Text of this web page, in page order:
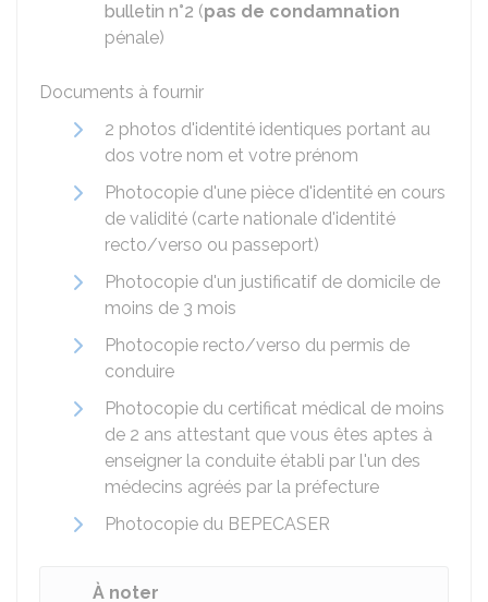
bulletin n°2 (pas de condamnation
pénale)
Documents à fournir
2 photos d'identité identiques portant au
dos votre nom et votre prénom
Photocopie d'une pièce d'identité en cours
de validité (carte nationale d'identité
recto/verso ou passeport)
Photocopie d'un justificatif de domicile de
moins de 3 mois
Photocopie recto/verso du permis de
conduire
Photocopie du certificat médical de moins
de 2 ans attestant que vous êtes aptes à
enseigner la conduite établi par l'un des
médecins agréés par la préfecture
Photocopie du BEPECASER
À noter